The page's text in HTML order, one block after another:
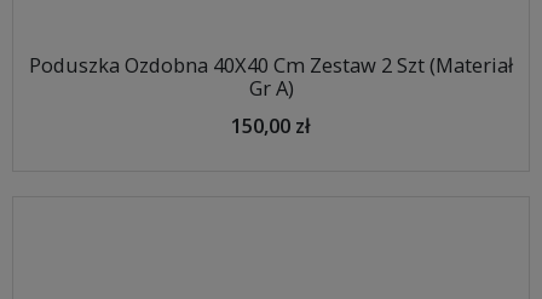
Poduszka Ozdobna 40X40 Cm Zestaw 2 Szt (Materiał
Gr A)
150,00 zł